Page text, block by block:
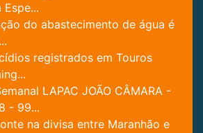
Espe...
do abastecimento de água é
registrados em Touros
LAPAC JOÃO CÂMARA -
- 99...
na divisa entre Maranhão e